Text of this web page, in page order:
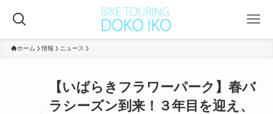
ホーム 情報 ニュース
【いばらきフラワーパーク】春バ
ラシーズン到来！３年目を迎え、